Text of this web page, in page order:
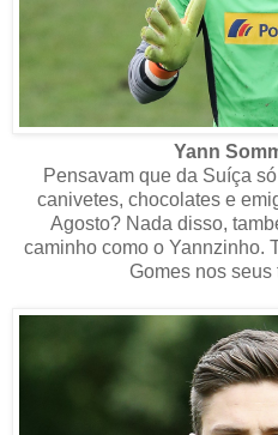
Yann
Pensavam que da Suíça
canivetes, chocolates e
Agosto? Nada disso,
caminho como o Yannzinho.
Gomes nos seus